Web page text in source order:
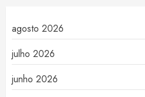
agosto 2026
julho 2026
junho 2026